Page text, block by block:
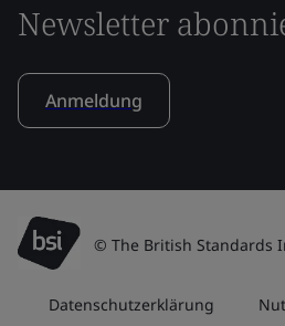
Newsletter
Anmeldung
© The British Standards
Datenschutzerklärung